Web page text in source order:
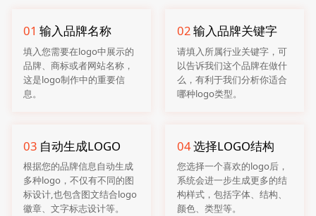
01 输入品牌名称
填入您需要在logo中展示的
品牌、商标或者网站名称，
这是logo制作中的重要信
息。
02输入品牌关键字
请填入所属行业关键字，可
以告诉我们这个品牌在做什
么，有利于我们分析你适合
哪种logo类型。
03 自动生成LOGO
根据您的品牌信息自动生成
多种logo，不仅有不同的图
标设计,也包含图文结合logo
徽章、文字标志设计等。
04选择LOGO结构
您选择一个喜欢的logo后，
系统会进一步生成更多的结
构样式，包括字体、结构、
颜色、类型等。